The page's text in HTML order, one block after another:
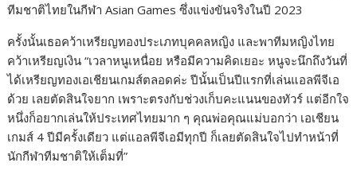
ทีมชาติไทยในกีฬา Asian Games ซึ่งแข่งขันจริงในปี 2023
ครั้งนั้นเธอคว้าเหรียญทองประเภทบุคคลหญิง และพาทีมหญิงไทย
คว้าเหรียญเงิน “เวลาหนูเหนื่อย หรือมีความคิดเยอะ หนูจะนึกถึงวันที่
ได้เหรียญทองเอเชียนเกมส์ตลอดค่ะ ปีนั้นเป็นปีแรกที่เล่นแอลพีจีเอ
ด้วย เลยตัดสินใจยาก เพราะตรงกับช่วงเก็บคะแนนของทัวร์ แต่อีกใจ
หนึ่งก็อยากเล่นให้ประเทศไทยมาก ๆ คุณพ่อคุณแม่บอกว่า เอเชียน
เกมส์ 4 ปีมีครั้งเดียว แต่แอลพีจีเอมีทุกปี ก็เลยตัดสินใจไปทำหน้าที่
นักกีฬาทีมชาติให้เต็มที่”